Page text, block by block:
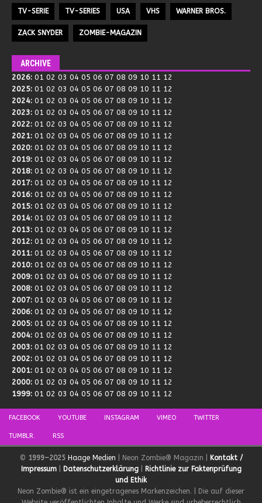
TV-SERIE TV-SERIES USA VHS WARNER BROS.
ZACK SNYDER ZOMBIE-MAGAZIN
ARCHIVE
2026: 01 02 03 04 05 06 07 08 09 10 11 12
2025: 01 02 03 04 05 06 07 08 09 10 11 12
2024: 01 02 03 04 05 06 07 08 09 10 11 12
2023: 01 02 03 04 05 06 07 08 09 10 11 12
2022: 01 02 03 04 05 06 07 08 09 10 11 12
2021: 01 02 03 04 05 06 07 08 09 10 11 12
2020: 01 02 03 04 05 06 07 08 09 10 11 12
2019: 01 02 03 04 05 06 07 08 09 10 11 12
2018: 01 02 03 04 05 06 07 08 09 10 11 12
2017: 01 02 03 04 05 06 07 08 09 10 11 12
2016: 01 02 03 04 05 06 07 08 09 10 11 12
2015: 01 02 03 04 05 06 07 08 09 10 11 12
2014: 01 02 03 04 05 06 07 08 09 10 11 12
2013: 01 02 03 04 05 06 07 08 09 10 11 12
2012: 01 02 03 04 05 06 07 08 09 10 11 12
2011: 01 02 03 04 05 06 07 08 09 10 11 12
2010: 01 02 03 04 05 06 07 08 09 10 11 12
2009: 01 02 03 04 05 06 07 08 09 10 11 12
2008: 01 02 03 04 05 06 07 08 09 10 11 12
2007: 01 02 03 04 05 06 07 08 09 10 11 12
2006: 01 02 03 04 05 06 07 08 09 10 11 12
2005: 01 02 03 04 05 06 07 08 09 10 11 12
2004: 01 02 03 04 05 06 07 08 09 10 11 12
2003: 01 02 03 04 05 06 07 08 09 10 11 12
2002: 01 02 03 04 05 06 07 08 09 10 11 12
2001: 01 02 03 04 05 06 07 08 09 10 11 12
2000: 01 02 03 04 05 06 07 08 09 10 11 12
1999: 01 02 03 04 05 06 07 08 09 10 11 12
FACEBOOK YOUTUBE INSTAGRAM VIMEO TWITTER
TUMBLR. RSS
© 1999–2025 Haage Medien | Neon Zombie® Magazin |
Kontakt /
Impressum| Datenschutzerklärung|
Richtlinie zur Faktenprüfung
und Ethik
Neon Zombie® ist ein eingetragenes Markenzeichen. | Die auf dieser